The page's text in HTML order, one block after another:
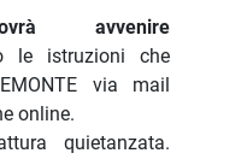
avvenire
le istruzioni che
via mail
online.
quietanzata.